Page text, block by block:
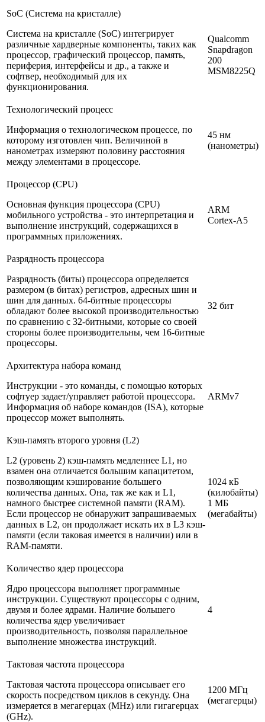
SoC (Система на кристалле)
Система на кристалле (SoC) интегрирует
различные хардверные компоненты, таких как
процессор, графический процессор, память,
периферия, интерфейсы и др., а также и
софтвер, необходимый для их
функционирования.
Qualcomm
Snapdragon
200
MSM8225Q
Технологический процесс
Информация о технологическом процессе, по
которому изготовлен чип. Величиной в
нанометрах измеряют половину расстояния
между элементами в процессоре.
45 нм
(нанометры)
Процессор (CPU)
Основная функция процессора (CPU)
мобильного устройства - это интерпретация и
выполнение инструкций, содержащихся в
программных приложениях.
ARM
Cortex-A5
Разрядность процессора
Разрядность (биты) процессора определяется
размером (в битах) регистров, адресных шин и
шин для данных. 64-битные процессоры
обладают более высокой производительностью
по сравнению с 32-битными, которые со своей
стороны более производительны, чем 16-битные
процессоры.
32 бит
Архитектура набора команд
Инструкции - это команды, с помощью которых
софтуер задает/управляет работой процессора.
Информация об наборе командов (ISA), которые
процессор может выполнять.
ARMv7
Кэш-память второго уровня (L2)
L2 (уровень 2) кэш-память медленнее L1, но
взамен она отличается большим капацитетом,
позволяющим кэширование большего
количества данных. Она, так же как и L1,
намного быстрее системной памяти (RAM).
Если процессор не обнаружит запрашиваемых
данных в L2, он продолжает искать их в L3 кэш-
памяти (если таковая имеется в наличии) или в
RAM-памяти.
1024 кБ
(килобайты)
1 МБ
(мегабайты)
Kоличество ядер процессора
Ядро процессора выполняет программные
инструкции. Существуют процессоры с одним,
двумя и более ядрами. Наличие большего
количества ядер увеличивает
производительность, позволяя параллельное
выполнение множества инструкций.
4
Тактовая частота процессора
Тактовая частота процессора описывает его
скорость посредством циклов в секунду. Она
измеряется в мегагерцах (MHz) или гигагерцах
(GHz).
1200 МГц
(мегагерцы)